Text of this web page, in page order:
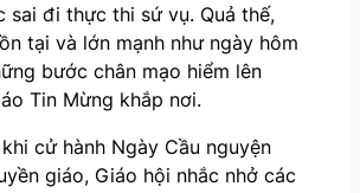
sai đi thực thi sứ vụ. Quả thế,
tại và lớn mạnh như ngày hôm
bước chân mạo hiểm lên
Tin Mừng khắp nơi.
cử hành Ngày Cầu nguyện
giáo, Giáo hội nhắc nhở các